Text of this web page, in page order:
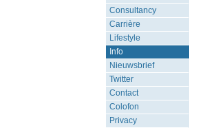
Consultancy
Carrière
Lifestyle
Info
Nieuwsbrief
Twitter
Contact
Colofon
Privacy